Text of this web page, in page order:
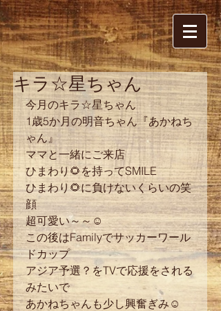
キラ☆星ちゃん
今月のキラ☆星ちゃん
1歳5か月の明音ちゃん『あかねち
ゃん』
ママと一緒にご来店
ひまわり🌻を持ってSMILE
ひまわり🌻に負けないくらいの笑
顔
超可愛い～～☺
この後はFamilyでサッカーワール
ドカップ
アジア予選？をTVで応援をされる
みたいで
あかねちゃんも少し興奮ぎみ☺